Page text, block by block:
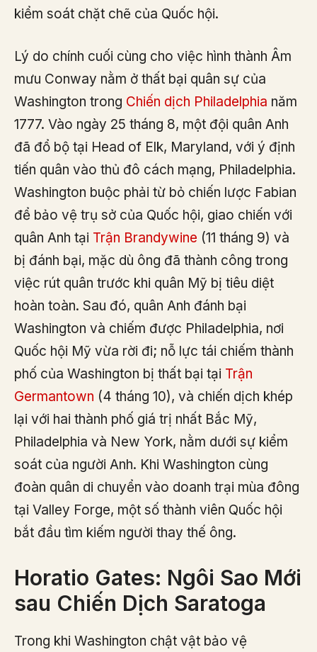
kiểm soát chặt chẽ của Quốc hội.
Lý do chính cuối cùng cho việc hình thành Âm
mưu Conway nằm ở thất bại quân sự của
Washington trong Chiến dịch Philadelphia năm
1777. Vào ngày 25 tháng 8, một đội quân Anh
đã đổ bộ tại Head of Elk, Maryland, với ý định
tiến quân vào thủ đô cách mạng, Philadelphia.
Washington buộc phải từ bỏ chiến lược Fabian
để bảo vệ trụ sở của Quốc hội, giao chiến với
quân Anh tại Trận Brandywine (11 tháng 9) và
bị đánh bại, mặc dù ông đã thành công trong
việc rút quân trước khi quân Mỹ bị tiêu diệt
hoàn toàn. Sau đó, quân Anh đánh bại
Washington và chiếm được Philadelphia, nơi
Quốc hội Mỹ vừa rời đi; nỗ lực tái chiếm thành
phố của Washington bị thất bại tại Trận
Germantown (4 tháng 10), và chiến dịch khép
lại với hai thành phố giá trị nhất Bắc Mỹ,
Philadelphia và New York, nằm dưới sự kiểm
soát của người Anh. Khi Washington cùng
đoàn quân di chuyển vào doanh trại mùa đông
tại Valley Forge, một số thành viên Quốc hội
bắt đầu tìm kiếm người thay thế ông.
Horatio Gates: Ngôi Sao Mới
sau Chiến Dịch Saratoga
Trong khi Washington chật vật bảo vệ